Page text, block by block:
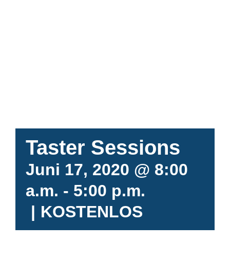
Taster Sessions
Juni 17, 2020 @ 8:00
a.m. - 5:00 p.m.
| KOSTENLOS